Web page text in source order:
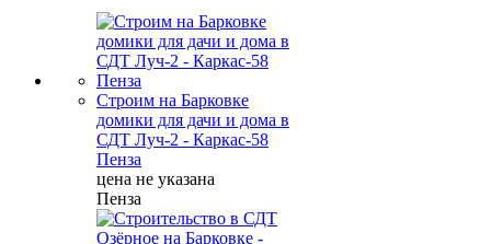
Строим на Барковке
домики для дачи и дома в
СДТ Луч-2 - Каркас-58
Пенза
цена не указана
Пенза